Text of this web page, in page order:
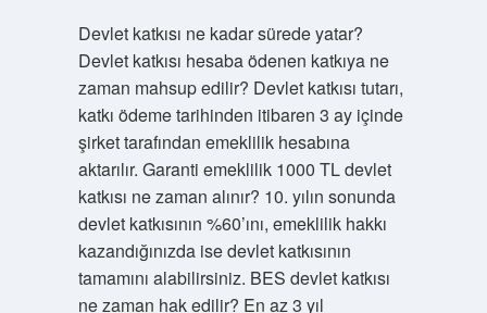
Devlet katkısı ne kadar sürede yatar?
Devlet katkısı hesaba ödenen katkıya ne
zaman mahsup edilir? Devlet katkısı tutarı,
katkı ödeme tarihinden itibaren 3 ay içinde
şirket tarafından emeklilik hesabına
aktarılır. Garanti emeklilik 1000 TL devlet
katkısı ne zaman alınır? 10. yılın sonunda
devlet katkısının %60’ını, emeklilik hakkı
kazandığınızda ise devlet katkısının
tamamını alabilirsiniz. BES devlet katkısı
ne zaman hak edilir? En az 3 yıl